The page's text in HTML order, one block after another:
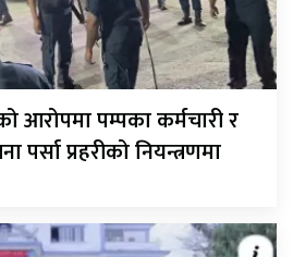
आरोपमा पम्पका कर्मचारी र
प्रहरीको नियन्त्रणमा